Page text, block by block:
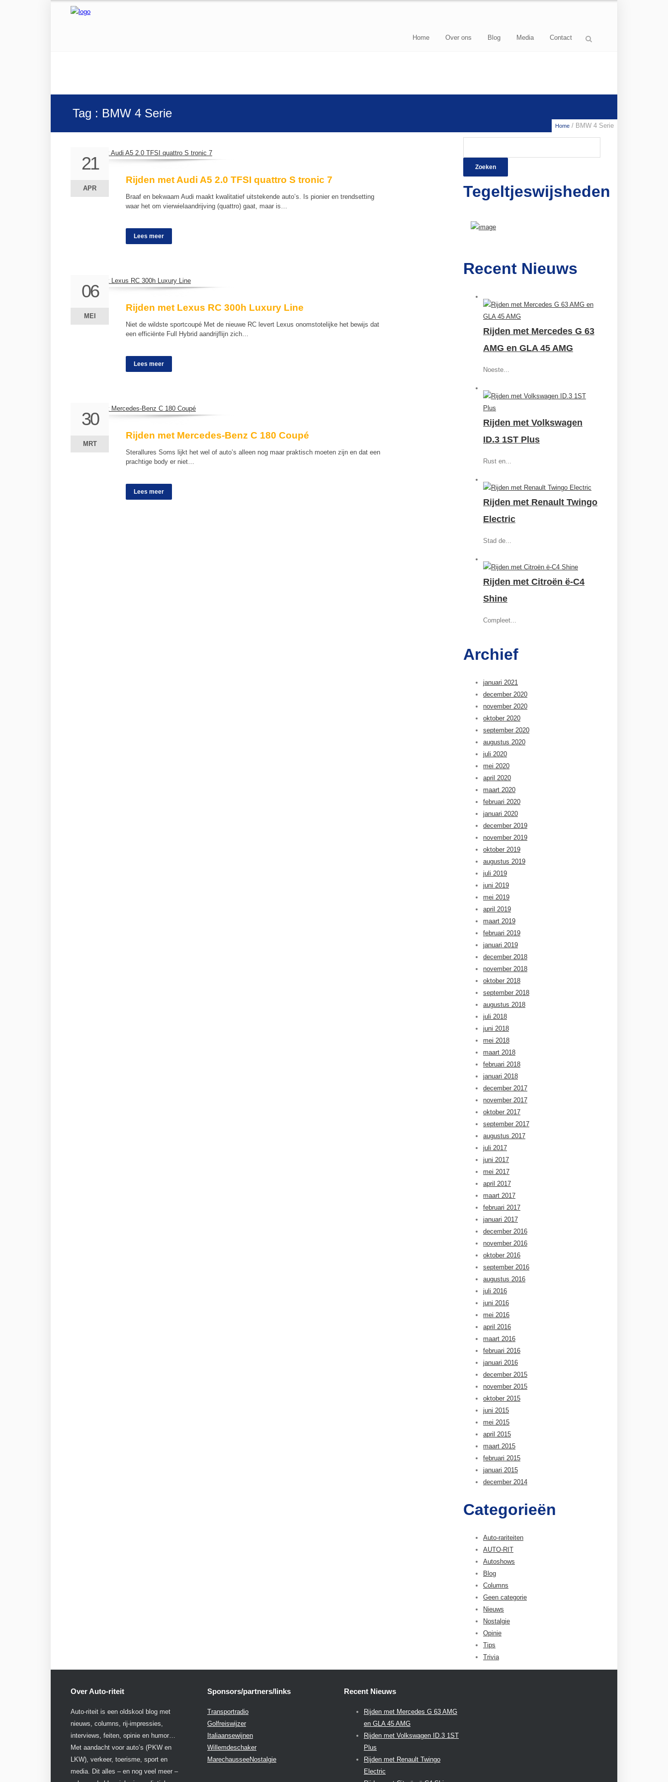
Home Over ons Blog Media Contact
Home / BMW 4 Serie
Tag : BMW 4 Serie
Rijden met Audi A5 2.0 TFSI quattro S tronic 7
Braaf en bekwaam Audi maakt kwalitatief uitstekende auto’s. Is pionier en trendsetting
waar het om vierwielaandrijving (quattro) gaat, maar is…
Lees meer
21
APR
21
APR
Rijden met Lexus RC 300h Luxury Line
Niet de wildste sportcoupé Met de nieuwe RC levert Lexus onomstotelijke het bewijs dat
een efficiënte Full Hybrid aandrijflijn zich…
Lees meer
06
MEI
06
MEI
Rijden met Mercedes-Benz C 180 Coupé
Sterallures Soms lijkt het wel of auto’s alleen nog maar praktisch moeten zijn en dat een
prachtige body er niet…
Lees meer
30
MRT
30
MRT
Tegeltjeswijsheden
Recent Nieuws
Rijden met Mercedes G 63
AMG en GLA 45 AMG
Noeste...
Rijden met Volkswagen
ID.3 1ST Plus
Rust en...
Rijden met Renault Twingo
Electric
Stad de...
Rijden met Citroën ë-C4
Shine
Compleet...
Archief
januari 2021
december 2020
november 2020
oktober 2020
september 2020
augustus 2020
juli 2020
mei 2020
april 2020
maart 2020
februari 2020
januari 2020
december 2019
november 2019
oktober 2019
augustus 2019
juli 2019
juni 2019
mei 2019
april 2019
maart 2019
februari 2019
januari 2019
december 2018
november 2018
oktober 2018
september 2018
augustus 2018
juli 2018
juni 2018
mei 2018
maart 2018
februari 2018
januari 2018
december 2017
november 2017
oktober 2017
september 2017
augustus 2017
juli 2017
juni 2017
mei 2017
april 2017
maart 2017
februari 2017
januari 2017
december 2016
november 2016
oktober 2016
september 2016
augustus 2016
juli 2016
juni 2016
mei 2016
april 2016
maart 2016
februari 2016
januari 2016
december 2015
november 2015
oktober 2015
juni 2015
mei 2015
april 2015
maart 2015
februari 2015
januari 2015
december 2014
Categorieën
Auto-rariteiten
AUTO-RIT
Autoshows
Blog
Columns
Geen categorie
Nieuws
Nostalgie
Opinie
Tips
Trivia
Over Auto-riteit
Auto-riteit is een oldskool blog met
nieuws, columns, rij-impressies,
interviews, feiten, opinie en humor…
Met aandacht voor auto’s (PKW en
LKW), verkeer, toerisme, sport en
media. Dit alles – en nog veel meer –
Sponsors/partners/links
Transportradio
Golfreiswijzer
Italiaansewijnen
Willemdeschaker
MarechausseeNostalgie
Recent Nieuws
Rijden met Mercedes G 63 AMG
en GLA 45 AMG
Rijden met Volkswagen ID.3 1ST
Plus
Rijden met Renault Twingo
Electric